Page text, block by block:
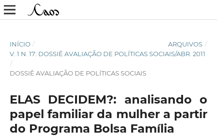
INÍCIO / ARQUIVOS /
V. 1 N. 17: DOSSIÊ AVALIAÇÃO DE POLÍTICAS SOCIAIS/ABR. 2011
/
DOSSIÊ AVALIAÇÃO DE POLÍTICAS SOCIAIS
ELAS DECIDEM?: analisando o
papel familiar da mulher a partir
do Programa Bolsa Família